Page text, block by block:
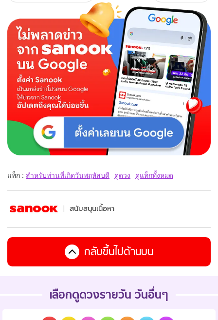
แท็ก : สำหรับท่านที่เกิดวันพฤหัสบดี ดูดวง ดูแท็กทั้งหมด
สนับสนุนเนื้อหา
กลับขึ้นไปด้านบน
เลือกดูดวงรายวัน วันอื่นๆ